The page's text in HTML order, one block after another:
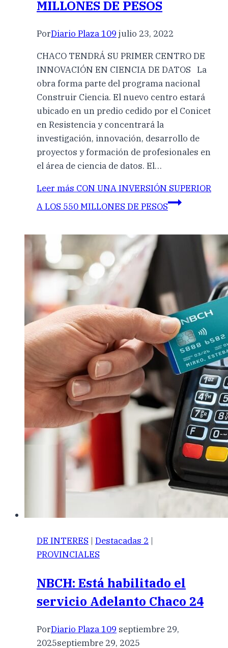
MILLONES DE PESOS
PorDiario Plaza 109 julio 23, 2022
CHACO TENDRÁ SU PRIMER CENTRO DE
INNOVACIÓN EN CIENCIA DE DATOS La
obra forma parte del programa nacional
Construir Ciencia. El nuevo centro estará
ubicado en un predio cedido por el Conicet
en Resistencia y concentrará la
investigación, innovación, desarrollo de
proyectos y formación de profesionales en
el área de ciencia de datos. El…
Leer más CON UNA INVERSIÓN SUPERIOR
A LOS 550 MILLONES DE PESOS
DE INTERES | Destacadas 2 |
PROVINCIALES
NBCH: Está habilitado el
servicio Adelanto Chaco 24
PorDiario Plaza 109 septiembre 29,
2025septiembre 29, 2025